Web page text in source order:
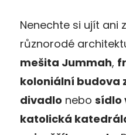
Nenechte si ujít ani
různorodé
mešita Jummah,
koloniální budova
divadlo nebo sídlo
katolická